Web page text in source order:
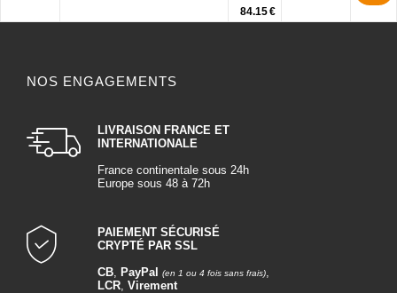
84.15 €
NOS ENGAGEMENTS
LIVRAISON FRANCE ET
INTERNATIONALE
France continentale sous 24h
Europe sous 48 à 72h
PAIEMENT SÉCURISÉ
CRYPTÉ PAR SSL
CB, PayPal (en 1 ou 4 fois sans frais),
LCR, Virement